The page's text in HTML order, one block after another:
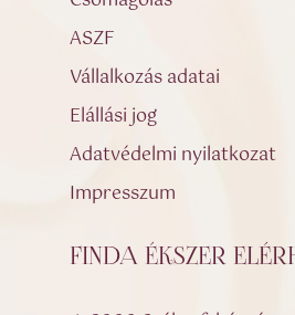
ASZF
Vállalkozás adatai
Elállási jog
Adatvédelmi nyilatkozat
Impresszum
FINDA ÉKSZER